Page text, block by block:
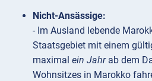
Nicht-Ansässige:
- Im Ausland lebende
Staatsgebiet mit einem
maximal ein Jahrab dem
Wohnsitzes in Marokko